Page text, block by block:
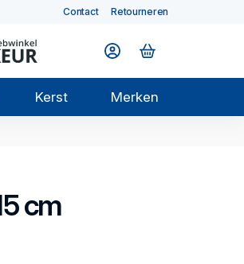
Contact Retourneren
Kerst Merken
cm